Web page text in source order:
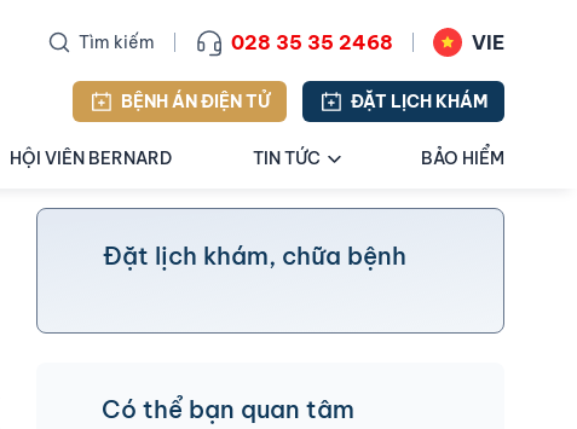
Tìm kiếm 028 35 35 2468 VIE
BỆNH ÁN ĐIỆN TỬ ĐẶT LỊCH KHÁM
HỘI VIÊN BERNARD TIN TỨC BẢO HIỂM
Đặt lịch khám, chữa bệnh
Có thể bạn quan tâm